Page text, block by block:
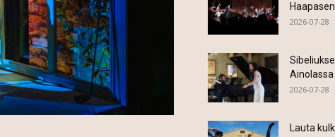
2026-07-28
Ainolassa
2026-07-28
Lauta